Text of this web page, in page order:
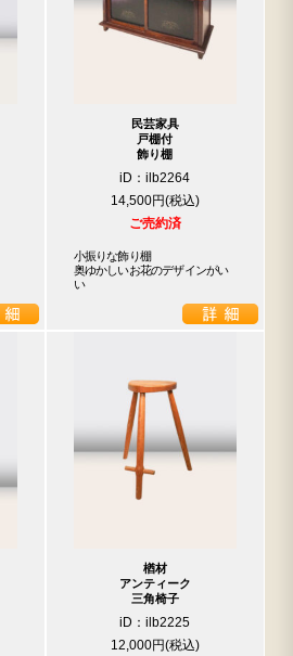
民芸家具
戸棚付
飾り棚
iD：ilb2264
14,500円
ご売約済
小振りな飾り棚
奥ゆかしいお花のデザインがい
い
楢材
アンティーク
三角椅子
iD：ilb2225
12,000円